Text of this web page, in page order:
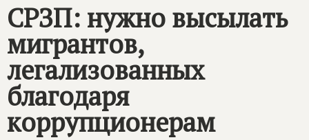
СРЗП: нужно высылать
мигрантов,
легализованных
благодаря
коррупционерам